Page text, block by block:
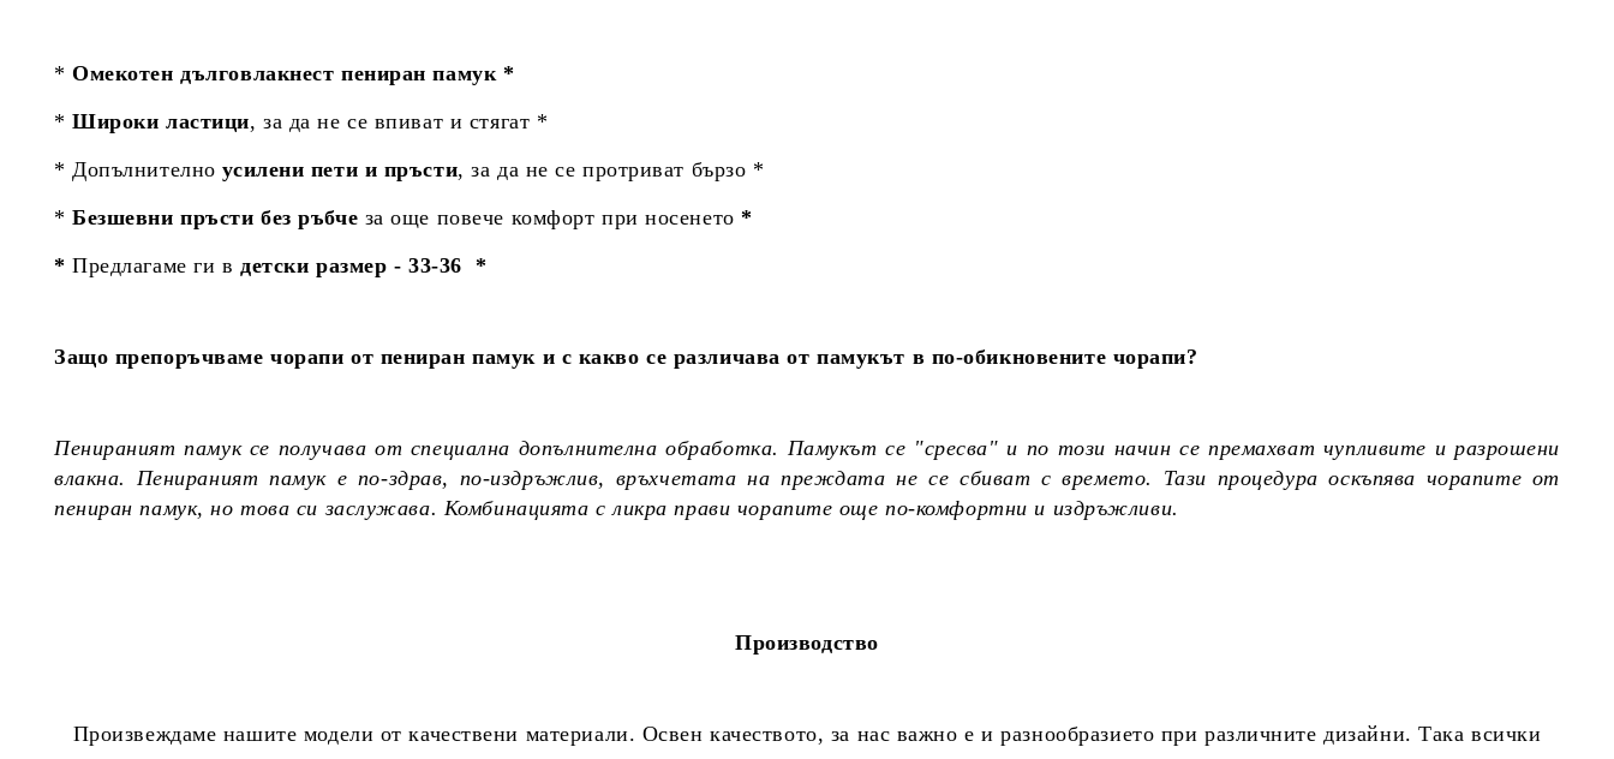
*Омекотен дълговлакнест пениран памук *
*Широки ластици, за да не се впиват и стягат *
* Допълнителноусилени пети и пръсти, за да не се протриват бързо *
*Безшевни пръсти без ръбче за още повече комфорт при носенето *
*Предлагаме ги в детски размер - 33-36 *
Защо препоръчваме чорапи от пениран памук и с какво се различава от памукът в по-обикновените чорапи?
Пенираният памук се получава от специална допълнителна обработка. Памукът се "сресва" и по този начин се премахват чупливите и разрошени
влакна. Пенираният памук е по-здрав, по-издръжлив, връхчетата на преждата не се сбиват с времето. Тази процедура оскъпява чорапите от
пениран памук, но това си заслужава. Комбинацията с ликра прави чорапите още по-комфортни и издръжливи.
Производство
Произвеждаме нашите модели от качествени материали. Освен качеството, за нас важно е и разнообразието при различните дизайни. Така всички